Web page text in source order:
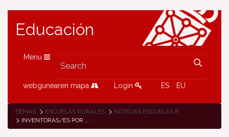
Educación
Menu
webgunearen mapa Login ES EU
TEMAS ESCUELAS RURALES
NOTICIAS ESCUELAS RURALES
INVENTORAS/ES POR UN DÍA EN LA ESCUELA DE DICASTILLO